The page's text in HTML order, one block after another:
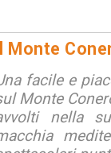
Monte
facile e
Monte
nella